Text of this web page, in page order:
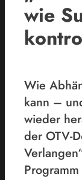
wie
Wie
kann –
wieder
der OTV-